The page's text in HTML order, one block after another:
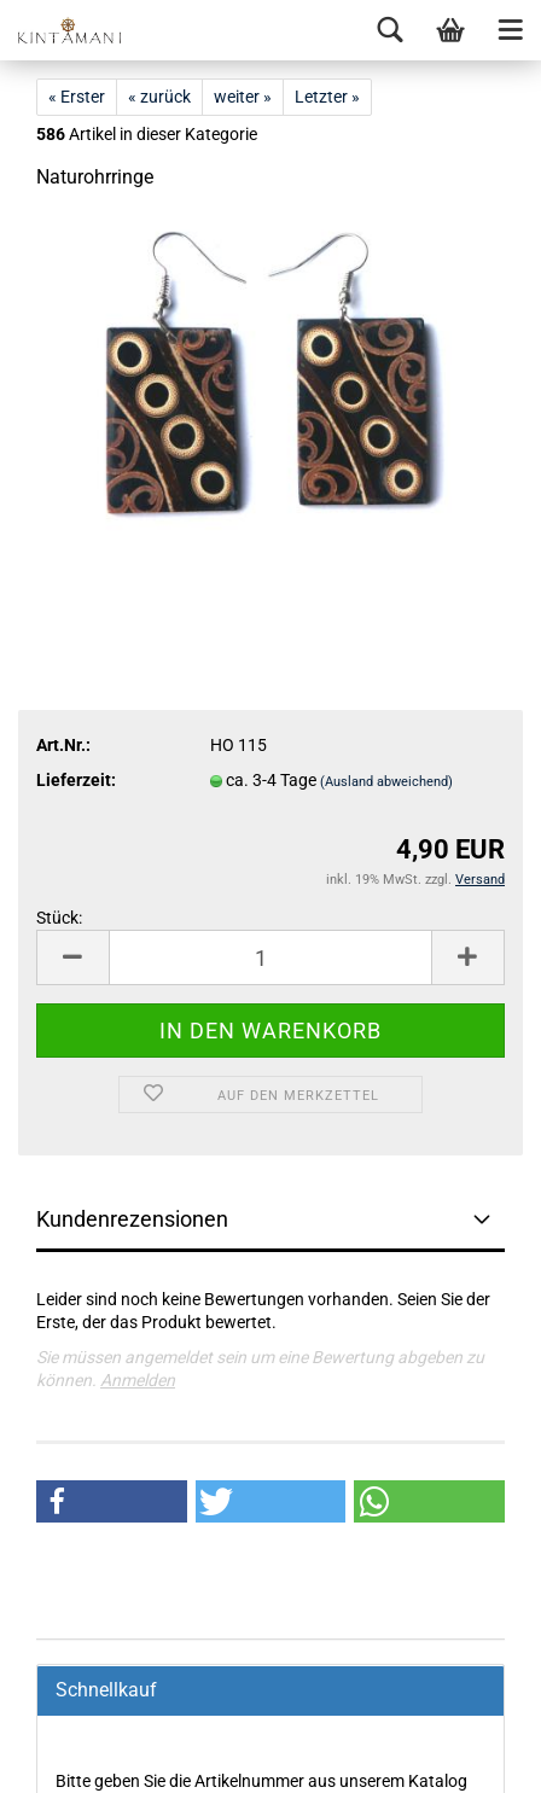
« Erster « zurück weiter »
Letzter »
586Artikel in dieser Kategorie
Na­tu­rohr­rin­ge
Art.Nr.:
HO 115
Lieferzeit:
ca. 3-4 Tage(Ausland abweichend)
4,90 EUR
inkl. 19% MwSt. zzgl. Versand
Stück:
AUF DEN MERKZETTEL
Kundenrezensionen
Leider sind noch keine Bewertungen vorhanden. Seien Sie der
Erste, der das Produkt bewertet.
Sie müssen angemeldet sein um eine Bewertung abgeben zu
können. Anmelden
Schnellkauf
Bitte geben Sie die Artikelnummer aus unserem Katalog